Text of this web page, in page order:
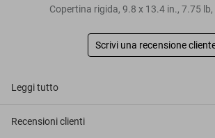
Copertina rigida, 9.8 x 13.4 in., 7.75 lb,
Scrivi una recensione
Leggi tutto
Recensioni clienti